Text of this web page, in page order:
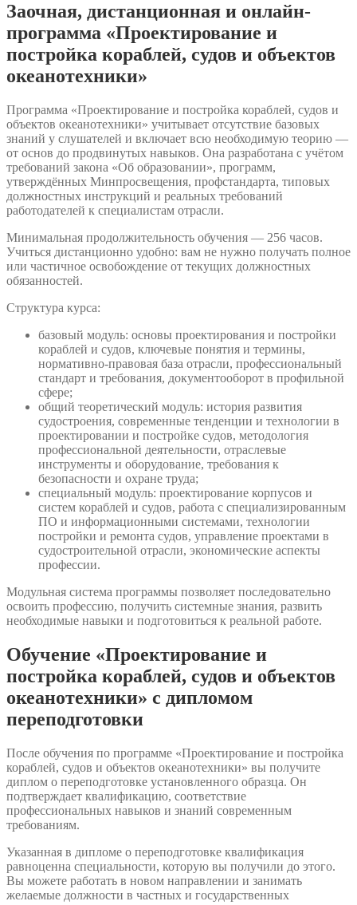
Заочная, дистанционная и онлайн-
программа «Проектирование и
постройка кораблей, судов и объектов
океанотехники»
Программа «Проектирование и постройка кораблей, судов и
объектов океанотехники» учитывает отсутствие базовых
знаний у слушателей и включает всю необходимую теорию —
от основ до продвинутых навыков. Она разработана с учётом
требований закона «Об образовании», программ,
утверждённых Минпросвещения, профстандарта, типовых
должностных инструкций и реальных требований
работодателей к специалистам отрасли.
Минимальная продолжительность обучения — 256 часов.
Учиться дистанционно удобно: вам не нужно получать полное
или частичное освобождение от текущих должностных
обязанностей.
Структура курса:
базовый модуль: основы проектирования и постройки
кораблей и судов, ключевые понятия и термины,
нормативно-правовая база отрасли, профессиональный
стандарт и требования, документооборот в профильной
сфере;
общий теоретический модуль: история развития
судостроения, современные тенденции и технологии в
проектировании и постройке судов, методология
профессиональной деятельности, отраслевые
инструменты и оборудование, требования к
безопасности и охране труда;
специальный модуль: проектирование корпусов и
систем кораблей и судов, работа с специализированным
ПО и информационными системами, технологии
постройки и ремонта судов, управление проектами в
судостроительной отрасли, экономические аспекты
профессии.
Модульная система программы позволяет последовательно
освоить профессию, получить системные знания, развить
необходимые навыки и подготовиться к реальной работе.
Обучение «Проектирование и
постройка кораблей, судов и объектов
океанотехники» с дипломом
переподготовки
После обучения по программе «Проектирование и постройка
кораблей, судов и объектов океанотехники» вы получите
диплом о переподготовке установленного образца. Он
подтверждает квалификацию, соответствие
профессиональных навыков и знаний современным
требованиям.
Указанная в дипломе о переподготовке квалификация
равноценна специальности, которую вы получили до этого.
Вы можете работать в новом направлении и занимать
желаемые должности в частных и государственных